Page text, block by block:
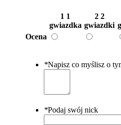
1 1
gwiazdka
2 2
gwiazdki
Ocena
*Napisz co myślisz o
*Podaj swój nick